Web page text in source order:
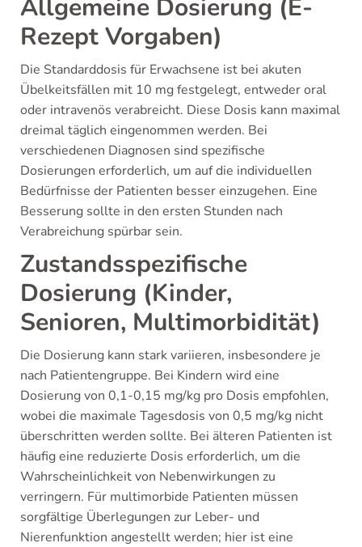
Allgemeine Dosierung (E-
Rezept Vorgaben)
Die Standarddosis für Erwachsene ist bei akuten
Übelkeitsfällen mit 10 mg festgelegt, entweder oral
oder intravenös verabreicht. Diese Dosis kann maximal
dreimal täglich eingenommen werden. Bei
verschiedenen Diagnosen sind spezifische
Dosierungen erforderlich, um auf die individuellen
Bedürfnisse der Patienten besser einzugehen. Eine
Besserung sollte in den ersten Stunden nach
Verabreichung spürbar sein.
Zustandsspezifische
Dosierung (Kinder,
Senioren, Multimorbidität)
Die Dosierung kann stark variieren, insbesondere je
nach Patientengruppe. Bei Kindern wird eine
Dosierung von 0,1-0,15 mg/kg pro Dosis empfohlen,
wobei die maximale Tagesdosis von 0,5 mg/kg nicht
überschritten werden sollte. Bei älteren Patienten ist
häufig eine reduzierte Dosis erforderlich, um die
Wahrscheinlichkeit von Nebenwirkungen zu
verringern. Für multimorbide Patienten müssen
sorgfältige Überlegungen zur Leber- und
Nierenfunktion angestellt werden; hier ist eine